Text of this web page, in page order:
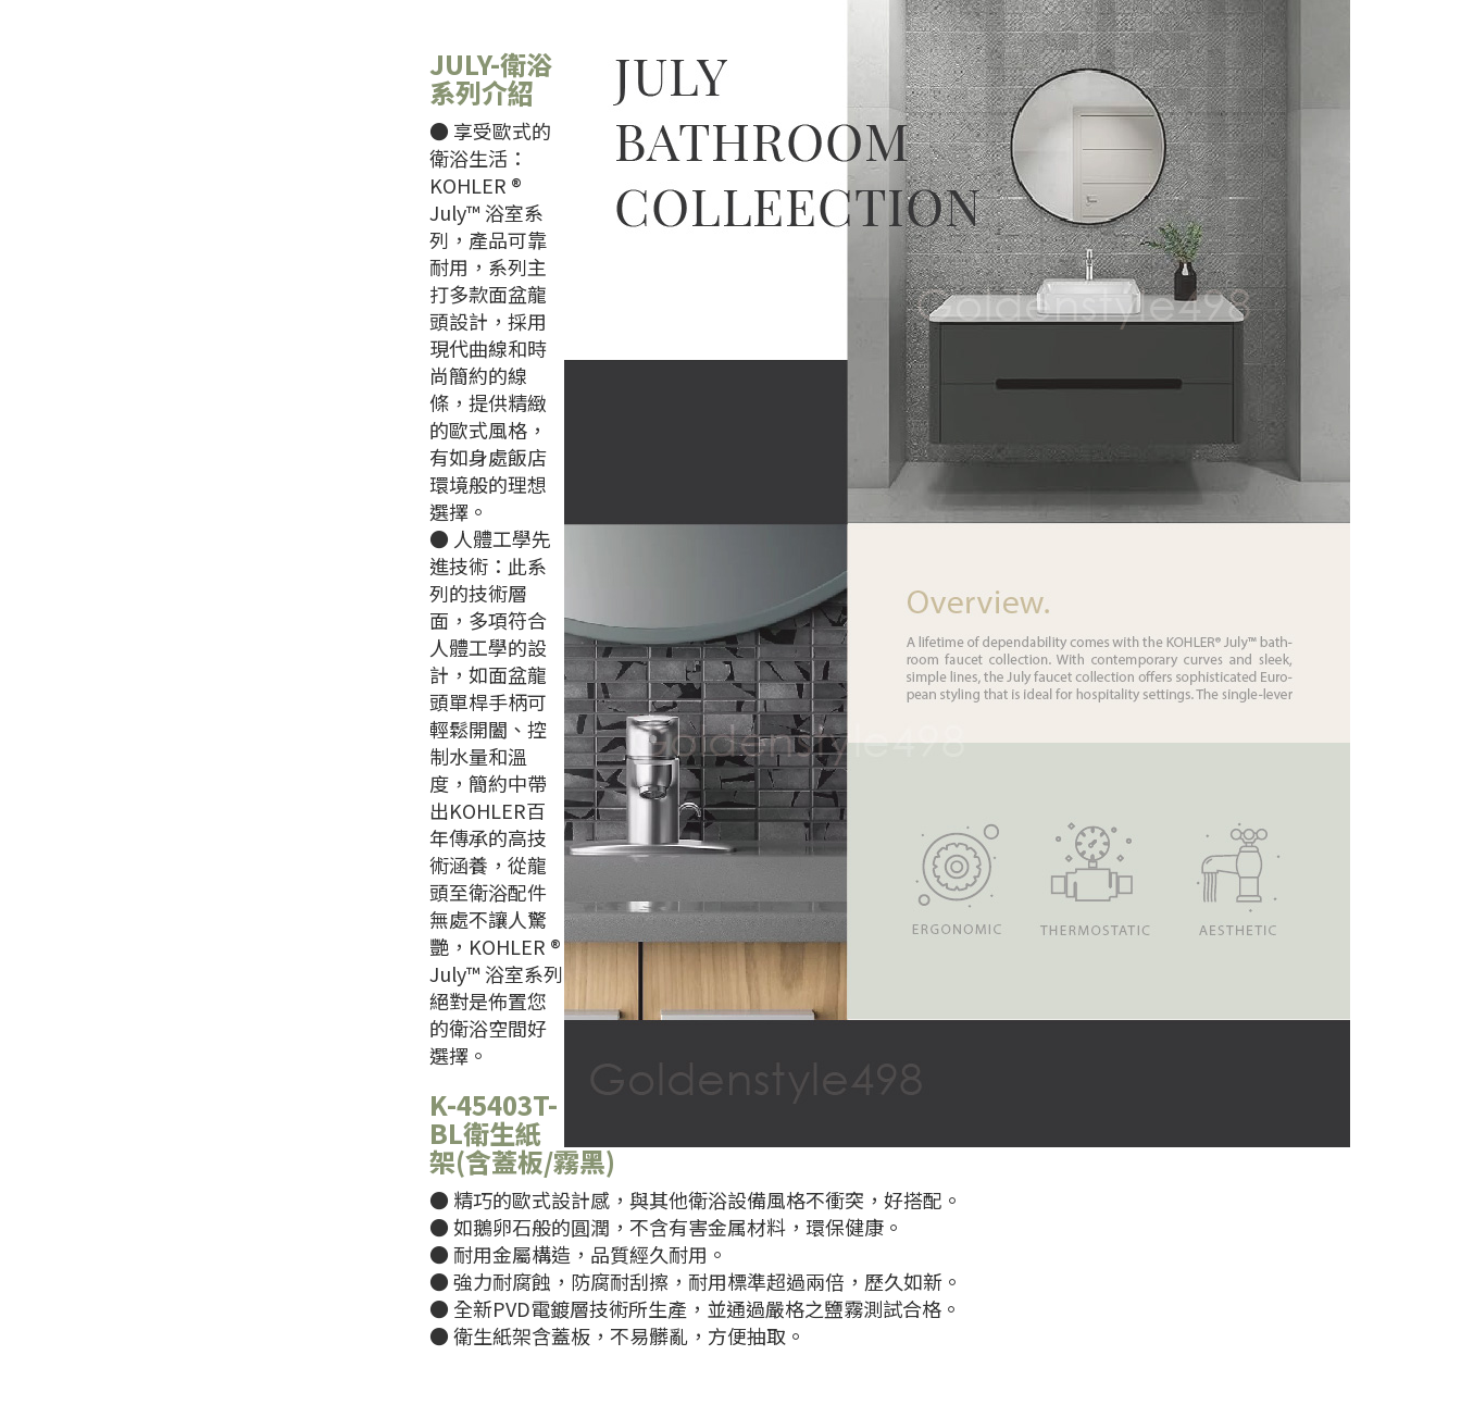
JULY-衛浴
系列介紹
● 享受歐式的
衛浴生活：
KOHLER ®
July™ 浴室系
列，產品可靠
耐用，系列主
打多款面盆龍
頭設計，採用
現代曲線和時
尚簡約的線
條，提供精緻
的歐式風格，
有如身處飯店
環境般的理想
選擇。
● 人體工學先
進技術：此系
列的技術層
面，多項符合
人體工學的設
計，如面盆龍
頭單桿手柄可
輕鬆開闔、控
制水量和溫
度，簡約中帶
出KOHLER百
年傳承的高技
術涵養，從龍
頭至衛浴配件
無處不讓人驚
艷，KOHLER ®
July™ 浴室系列
絕對是佈置您
的衛浴空間好
選擇。
K-45403T-
BL衛生紙
架(含蓋板/霧黑)
​​​● 精巧的歐式設計感，與其他衛浴設備風格不衝突，好搭配。
● 如鵝卵石般的圓潤，不含有害金属材料，環保健康。
​​​● 耐用金屬構造，品質經久耐用。
​​​● 強力耐腐蝕，防腐耐刮擦，耐用標準超過兩倍，歷久如新。
● 全新PVD電鍍層技術所生產，並通過嚴格之鹽霧測試合格。
● 衛生紙架含蓋板，不易髒亂，方便抽取。